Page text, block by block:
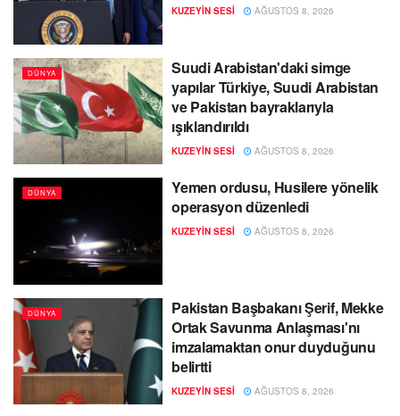
KUZEYIN SESI AĞUSTOS 8, 2026
DÜNYA
Suudi Arabistan'daki simge
yapılar Türkiye, Suudi Arabistan
ve Pakistan bayraklarıyla
ışıklandırıldı
KUZEYIN SESI AĞUSTOS 8, 2026
DÜNYA
Yemen ordusu, Husilere yönelik
operasyon düzenledi
KUZEYIN SESI AĞUSTOS 8, 2026
DÜNYA
Pakistan Başbakanı Şerif, Mekke
Ortak Savunma Anlaşması'nı
imzalamaktan onur duyduğunu
belirtti
KUZEYIN SESI AĞUSTOS 8, 2026